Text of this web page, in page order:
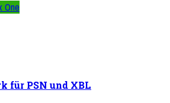
One
für PSN und XBL